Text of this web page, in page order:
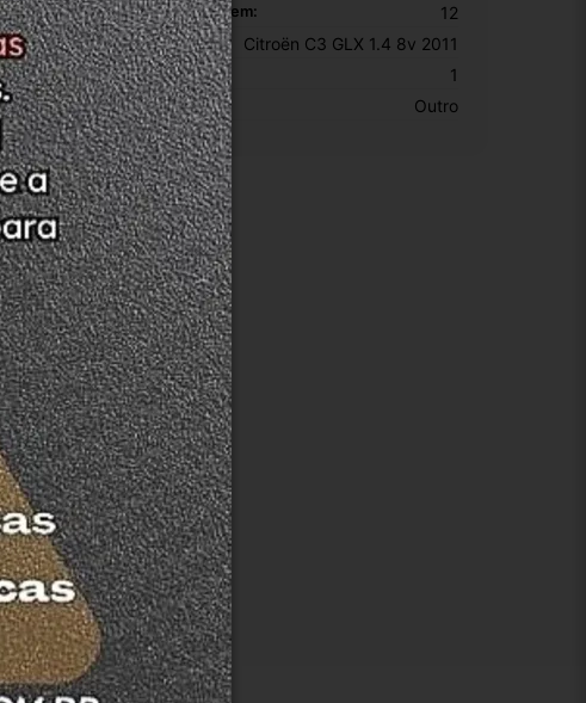
Comprimento Da Embalagem: 12
Modelo: Citroën C3 GLX 1.4 8v 2011
SKU: 1
Motivo De GTIN Vacío: Outro